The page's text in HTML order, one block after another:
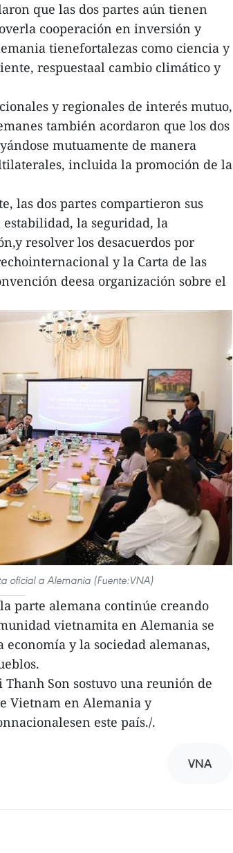
que las dos partes aún tienen
cooperación en inversión y
tienefortalezas como ciencia y
respuestaal cambio climático y
y regionales de interés mutuo,
también acordaron que los dos
mutuamente de manera
incluida la promoción de la
las dos partes compartieron sus
la seguridad, la
resolver los desacuerdos por
y la Carta de las
deesa organización sobre el
oficial a Alemania (Fuente:VNA)
parte alemana continúe creando
vietnamita en Alemania se
y la sociedad alemanas,
Son sostuvo una reunión de
Vietnam en Alemania y
este país./.
VNA